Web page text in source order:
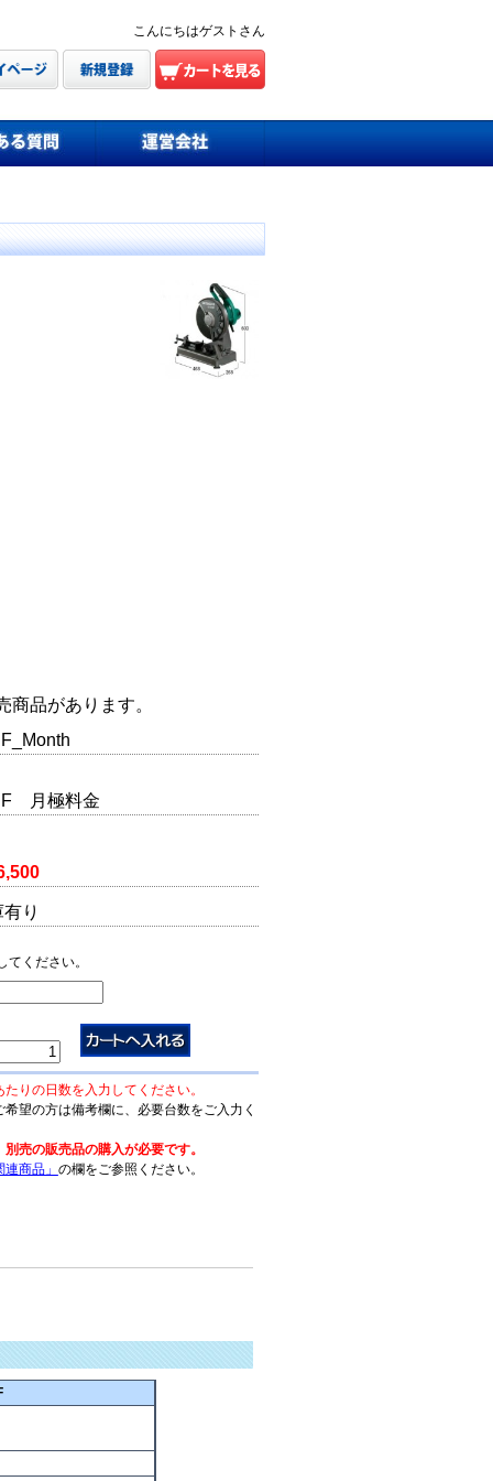
こんにちはゲストさん
商品があります。
月極料金
り
てください。
りの日数を入力してください。
望の方は備考欄に、必要台数をご入力く
売の販売品の購入が必要です。
連商品」 の欄をご参照ください。